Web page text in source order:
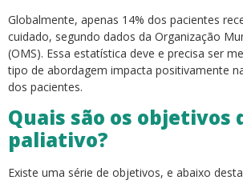
Globalmente, apenas 14% dos pacientes
cuidado, segundo dados da Organização
(OMS). Essa estatística deve e precisa ser
tipo de abordagem impacta positivamente
dos pacientes.
Quais são os objetivos
paliativo?
Existe uma série de objetivos, e abaixo